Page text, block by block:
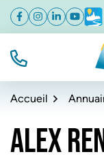
Aller
navigation
Aller
au
Aller
au
de
Facebook
(ouverture dans un
Instagram
(ouverture
Linkedin
(ouverture
TÉL.
Accueil
ALEX